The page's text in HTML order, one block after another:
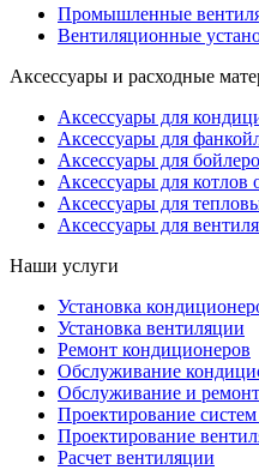
Промышленные
Вентиляционные
Аксессуары и расходные
Аксессуары для
Аксессуары для
Аксессуары для
Аксессуары для котлов
Аксессуары для
Аксессуары для
Наши услуги
Установка
Установка вентиляции
Ремонт кондиционеров
Обслуживание
Обслуживание и
Проектирование
Проектирование
Расчет вентиляции